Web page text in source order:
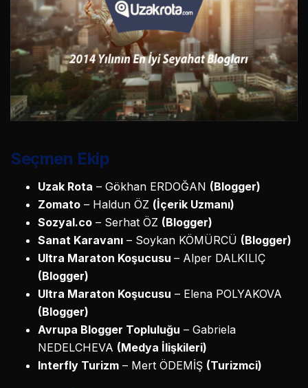
Seçmen Ekip
Uzak Rota – Gökhan ERDOĞAN (Blogger)
Zomato – Haldun ÖZ (İçerik Uzmanı)
Sozyal.co – Serhat ÖZ (Blogger)
Sanat Karavanı – Soykan KÖMÜRCÜ (Blogger)
Ultra Maraton Koşucusu – Alper DALKILIÇ
(Blogger)
Ultra Maraton Koşucusu – Elena POLYAKOVA
(Blogger)
Avrupa Blogger Topluluğu – Gabriela
NEDELCHEVA (Medya İlişkileri)
Interfly Turizm – Mert ÖDEMİŞ (Turizmci)